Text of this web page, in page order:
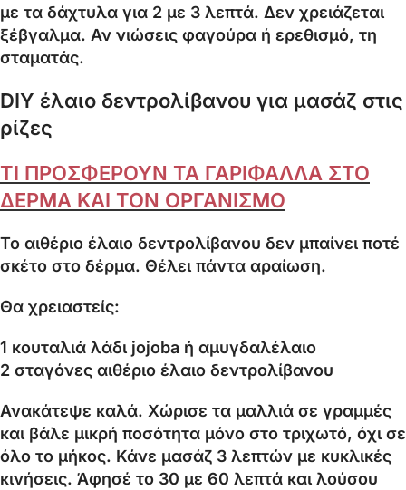
με τα δάχτυλα για 2 με 3 λεπτά. Δεν χρειάζεται
ξέβγαλμα. Αν νιώσεις φαγούρα ή ερεθισμό, τη
σταματάς.
DIY έλαιο δεντρολίβανου για μασάζ στις
ρίζες
ΤΙ ΠΡΟΣΦΕΡΟΥΝ ΤΑ ΓΑΡΙΦΑΛΛΑ ΣΤΟ
ΔΕΡΜΑ ΚΑΙ ΤΟΝ ΟΡΓΑΝΙΣΜΟ
Το αιθέριο έλαιο δεντρολίβανου δεν μπαίνει ποτέ
σκέτο στο δέρμα. Θέλει πάντα αραίωση.
Θα χρειαστείς:
1 κουταλιά λάδι jojoba ή αμυγδαλέλαιο
2 σταγόνες αιθέριο έλαιο δεντρολίβανου
Ανακάτεψε καλά. Χώρισε τα μαλλιά σε γραμμές
και βάλε μικρή ποσότητα μόνο στο τριχωτό, όχι σε
όλο το μήκος. Κάνε μασάζ 3 λεπτών με κυκλικές
κινήσεις. Άφησέ το 30 με 60 λεπτά και λούσου